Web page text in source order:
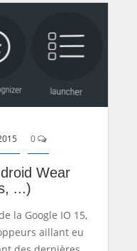
0
Wear
...)
la Google IO 15,
aillant eu